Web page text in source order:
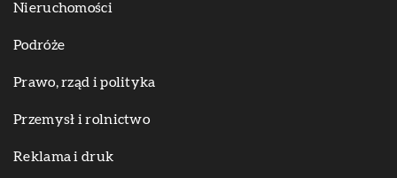
Nieruchomości
Podróże
Prawo, rząd i polityka
Przemysł i rolnictwo
Reklama i druk